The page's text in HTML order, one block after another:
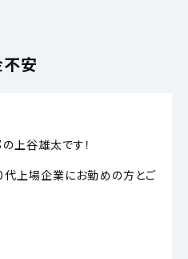
安
上谷雄太です！
上場企業にお勤めの方とご